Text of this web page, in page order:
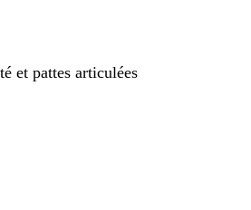
et pattes articulées